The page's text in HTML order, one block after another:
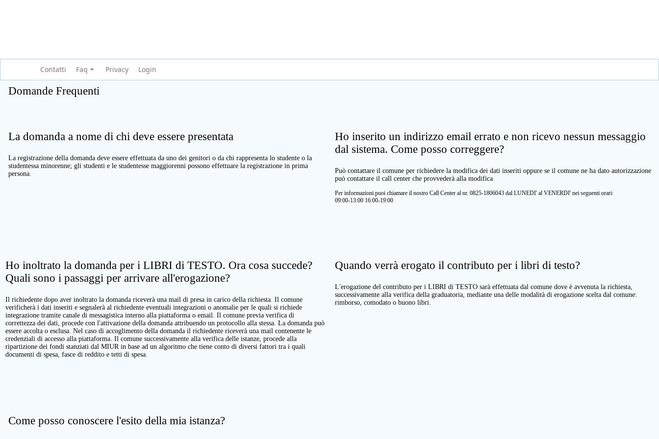
Contatti Faq Privacy Login
Domande Frequenti
La domanda a nome di chi deve essere presentata
La registrazione della domanda deve essere effettuata da uno dei genitori o da chi rappresenta lo studente o la
studentessa minorenne; gli studenti e le studentesse maggiorenni possono effettuare la registrazione in prima
persona.
Ho inserito un indirizzo email errato e non ricevo nessun messaggio
dal sistema. Come posso correggere?
Può contattare il comune per richiedere la modifica dei dati inseriti oppure se il comune ne ha dato autorizzazione
può contattare il call center che provvederà alla modifica
Per informazioni puoi chiamare il nostro Call Center al nr. 0825-1806043 dal LUNEDI' al VENERDI' nei seguenti orari:
09:00-13:00 16:00-19:00
Ho inoltrato la domanda per i LIBRI di TESTO. Ora cosa succede?
Quali sono i passaggi per arrivare all'erogazione?
Il richiedente dopo aver inoltrato la domanda riceverà una mail di presa in carico della richiesta. Il comune
verificherà i dati inseriti e segnalerà al richiedente eventuali integrazioni o anomalie per le quali si richiede
integrazione tramite canale di messagistica interno alla piattaforma o email. Il comune previa verifica di
correttezza dei dati, procede con l'attivazione della domanda attribuendo un protocollo alla stessa. La domanda può
essere accolta o esclusa. Nel caso di accoglimento della domanda il richiedente riceverà una mail contenente le
credenziali di accesso alla piattaforma. Il comune successivamente alla verifica delle istanze, procede alla
ripartizione dei fondi stanziati dal MIUR in base ad un algoritmo che tiene conto di diversi fattori tra i quali
documenti di spesa, fasce di reddito e tetti di spesa.
Quando verrà erogato il contributo per i libri di testo?
L'erogazione del contributo per i LIBRI di TESTO sarà effettuata dal comune dove è avvenuta la richiesta,
successivamente alla verifica della graduatoria, mediante una delle modalità di erogazione scelta dal comune:
rimborso, comodato o buono libri.
Come posso conoscere l'esito della mia istanza?